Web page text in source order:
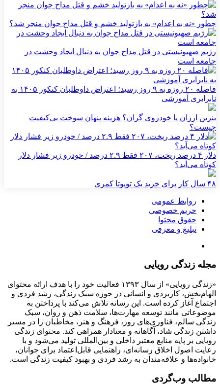
چطور «نه به اعدام» به بازتولید خشم و قتل مداح جوان منجر شد؟
رژیم صهیونیستی در قتل مداح جوان به دنبال ایجاد وحشت در
جامعه است
فاصله ۲۰ روزه به ۹ روز رسید؛ اعتراض داوطلبان کنکور ۱۴۰۵ به
نابرابری آموزشی
بنزین ارزان یا خودروی گران؟ هزینه پنهان سوخت بی‌کیفیت
چیست؟
دلار ۴ درصد ریخت، ۲۰۷ فقط ۲.۹ درصد / خودرو زیر فشار دلار
کوتاه می‌آید؟
۴۸ سال کار برای خرید یک تویوتا کمری
روابط عمومی
حریم خصوصی
حقوق محتوا
تبلیغ و معرفی
مجله زندگی رویایی
«زندگی رویایی» از سال ۱۳۹۳ فعالیت خود را با هدف ارائه محتوای
الهام‌بخش، کاربردی و انسانی در حوزه سبک زندگی، رشد فردی و
اجتماع آغاز کرده است. این رسانه تلاش می‌کند با پرداختن به
موضوعاتی مانند توسعه مهارت‌ها، سلامت ذهن و روان، سبک
زندگی سالم، فناوری‌های روز، فرهنگ و هنر، مخاطبان را در مسیر
داشتن زندگی شاد، آگاهانه و معنادار همراهی کند. محتوای زندگی
رویایی بر پایه منابع معتبر داخلی و بین‌المللی تولید می‌شود و با
رعایت اصول اخلاق رسانه‌ای، راهنمایی قابل‌اعتماد برای جوانان،
خانواده‌ها و علاقه‌مندان به رشد فردی و بهبود کیفیت زندگی است.
مطالب وب‌گردی